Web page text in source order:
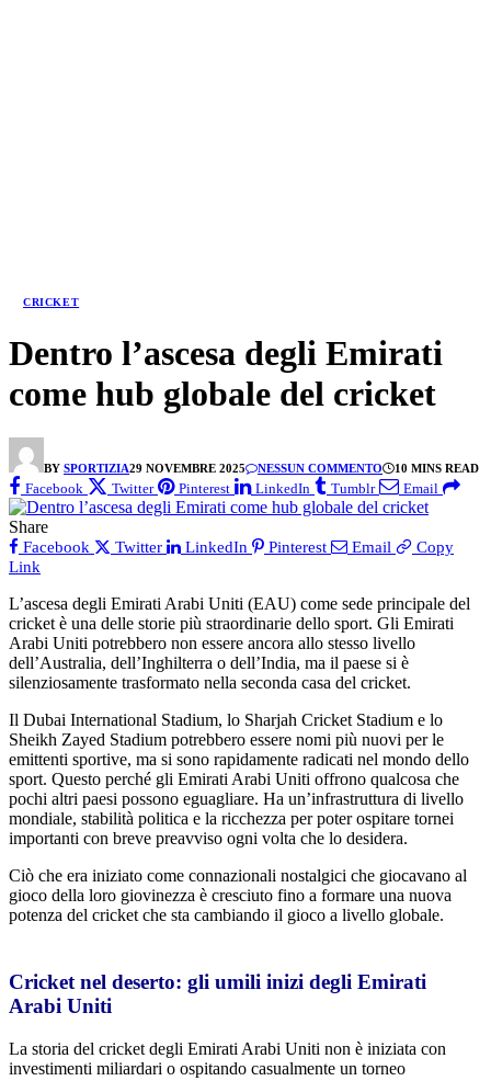
CRICKET
Dentro l’ascesa degli Emirati
come hub globale del cricket
BY SPORTIZIA29 NOVEMBRE 2025 NESSUN COMMENTO 10 MINS READ
Facebook Twitter Pinterest LinkedIn Tumblr Email
Share
Facebook Twitter LinkedIn Pinterest Email
Copy
Link
L’ascesa degli Emirati Arabi Uniti (EAU) come sede principale del
cricket è una delle storie più straordinarie dello sport. Gli Emirati
Arabi Uniti potrebbero non essere ancora allo stesso livello
dell’Australia, dell’Inghilterra o dell’India, ma il paese si è
silenziosamente trasformato nella seconda casa del cricket.
Il Dubai International Stadium, lo Sharjah Cricket Stadium e lo
Sheikh Zayed Stadium potrebbero essere nomi più nuovi per le
emittenti sportive, ma si sono rapidamente radicati nel mondo dello
sport. Questo perché gli Emirati Arabi Uniti offrono qualcosa che
pochi altri paesi possono eguagliare. Ha un’infrastruttura di livello
mondiale, stabilità politica e la ricchezza per poter ospitare tornei
importanti con breve preavviso ogni volta che lo desidera.
Ciò che era iniziato come connazionali nostalgici che giocavano al
gioco della loro giovinezza è cresciuto fino a formare una nuova
potenza del cricket che sta cambiando il gioco a livello globale.
Cricket nel deserto: gli umili inizi degli Emirati
Arabi Uniti
La storia del cricket degli Emirati Arabi Uniti non è iniziata con
investimenti miliardari o ospitando casualmente un torneo